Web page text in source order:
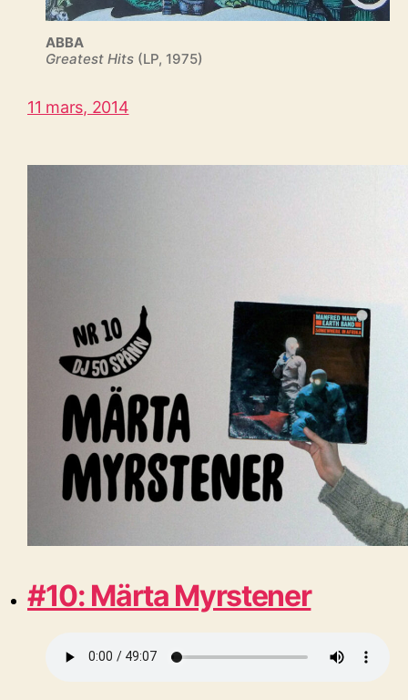
ABBA
Greatest Hits (LP, 1975)
11 mars, 2014
#10: Märta Myrstener